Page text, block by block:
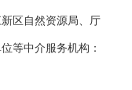
区自然资源局、厅
等中介服务机构：